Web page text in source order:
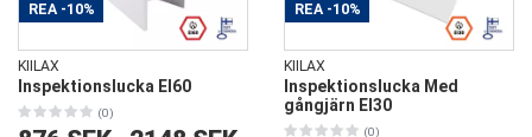
REA -10%
KIILAX
Inspektionslucka EI60
(0)
REA -10%
KIILAX
Inspektionslucka Med
gångjärn EI30
(0)